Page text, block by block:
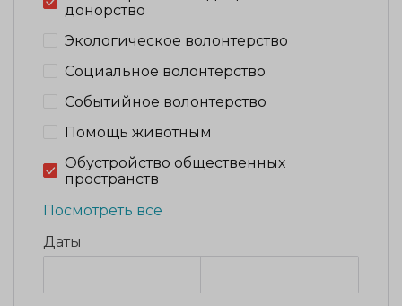
донорство
Экологическое волонтерство
Социальное волонтерство
Событийное волонтерство
Помощь животным
Обустройство общественных
пространств
Посмотреть все
Даты